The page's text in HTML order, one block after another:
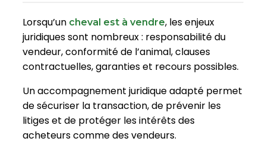
Lorsqu’un cheval est à vendre, les enjeux
juridiques sont nombreux : responsabilité du
vendeur, conformité de l’animal, clauses
contractuelles, garanties et recours possibles.
Un accompagnement juridique adapté permet
de sécuriser la transaction, de prévenir les
litiges et de protéger les intérêts des
acheteurs comme des vendeurs.